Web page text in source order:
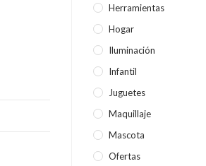
Herramientas
Hogar
Iluminación
Infantil
Juguetes
Maquillaje
Mascota
Ofertas